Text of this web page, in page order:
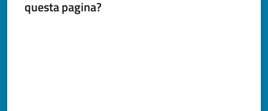
questa pagina?